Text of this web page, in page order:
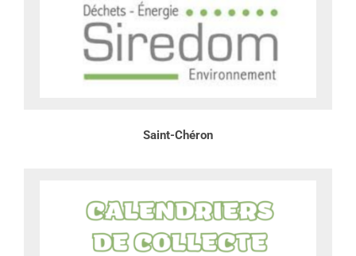
Saint-Chéron